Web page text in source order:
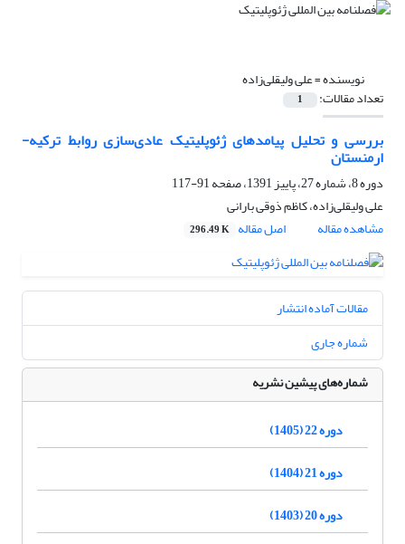
نویسنده =علی ولیقلی‌زاده
تعداد مقالات: 1
بررسی و تحلیل پیامدهای ژئوپلیتیک عادی‌سازی روابط ترکیه-
ارمنستان
دوره 8، شماره 27، پاییز 1391، صفحه
91-117
علی ولیقلی‌زاده، کاظم ذوقی بارانی
مشاهده مقاله
اصل مقاله 296.49 K
مقالات آماده انتشار
شماره جاری
شماره‌های پیشین نشریه
دوره 22 (1405)
دوره 21 (1404)
دوره 20 (1403)